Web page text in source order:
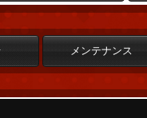
メンテナンス